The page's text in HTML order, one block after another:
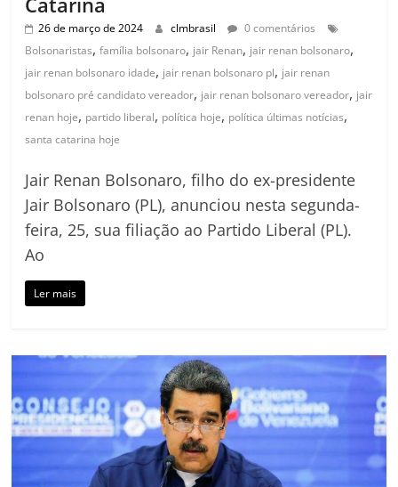
26 de março de 2024 clmbrasil
0 comentários
Bolsonaristas,família bolsonaro, jair Renan, jair renan bolsonaro,
jair renan bolsonaro idade, jair renan bolsonaro pl, jair renan
bolsonaro pré candidato vereador, jair renan bolsonaro vereador, jair
renan hoje, partido liberal, política hoje, política últimas notícias,
santa catarina hoje
Jair Renan Bolsonaro, filho do ex-presidente
Jair Bolsonaro (PL), anunciou nesta segunda-
feira, 25, sua filiação ao Partido Liberal (PL).
Ao
Ler mais